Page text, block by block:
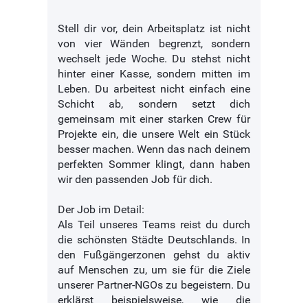
Stell dir vor, dein Arbeitsplatz ist nicht
von vier Wänden begrenzt, sondern
wechselt jede Woche. Du stehst nicht
hinter einer Kasse, sondern mitten im
Leben. Du arbeitest nicht einfach eine
Schicht ab, sondern setzt dich
gemeinsam mit einer starken Crew für
Projekte ein, die unsere Welt ein Stück
besser machen. Wenn das nach deinem
perfekten Sommer klingt, dann haben
wir den passenden Job für dich.
Der Job im Detail:
Als Teil unseres Teams reist du durch
die schönsten Städte Deutschlands. In
den Fußgängerzonen gehst du aktiv
auf Menschen zu, um sie für die Ziele
unserer Partner-NGOs zu begeistern. Du
erklärst beispielsweise, wie die